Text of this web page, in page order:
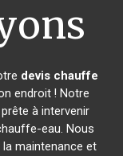
devis chauffe
endroit ! Notre
à intervenir
eau. Nous
maintenance et